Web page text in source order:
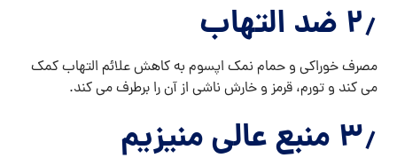
۲٫ ضد التهاب
مصرف خوراکی و حمام نمک اپسوم به کاهش علائم التهاب کمک
می کند و تورم، قرمز و خارش ناشی از آن را برطرف می کند.
۳٫ منبع عالی منیزیم